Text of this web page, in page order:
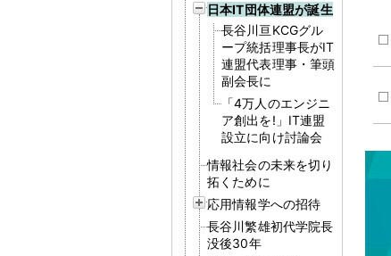
日本IT団体連盟が誕生
長谷川亘KCGグル
ープ統括理事長がIT
連盟代表理事・筆頭
副会長に
「4万人のエンジニ
ア創出を!」IT連盟
設立に向け討論会
情報社会の未来を切り
拓くために
応用情報学への招待
長谷川繁雄初代学院長
没後30年